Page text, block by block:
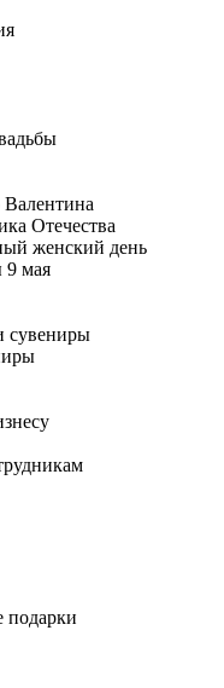
Отечества
женский день
9 мая
сувениры